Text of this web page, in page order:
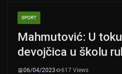
A
p
p
o
k
SPORT
Mahmutović: U
devojčica u školu
06/04/2023
617 Views